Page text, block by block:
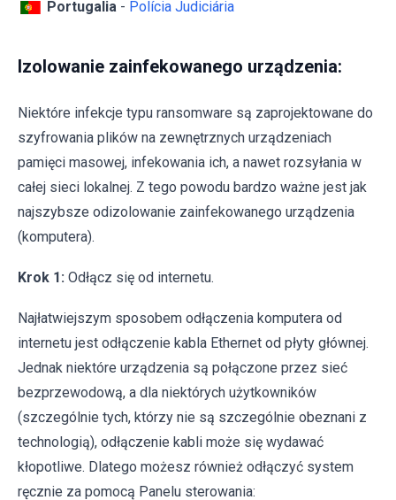
Portugalia - Polícia Judiciária
Izolowanie zainfekowanego urządzenia:
Niektóre infekcje typu ransomware są zaprojektowane do
szyfrowania plików na zewnętrznych urządzeniach
pamięci masowej, infekowania ich, a nawet rozsyłania w
całej sieci lokalnej. Z tego powodu bardzo ważne jest jak
najszybsze odizolowanie zainfekowanego urządzenia
(komputera).
Krok 1: Odłącz się od internetu.
Najłatwiejszym sposobem odłączenia komputera od
internetu jest odłączenie kabla Ethernet od płyty głównej.
Jednak niektóre urządzenia są połączone przez sieć
bezprzewodową, a dla niektórych użytkowników
(szczególnie tych, którzy nie są szczególnie obeznani z
technologią), odłączenie kabli może się wydawać
kłopotliwe. Dlatego możesz również odłączyć system
ręcznie za pomocą Panelu sterowania: